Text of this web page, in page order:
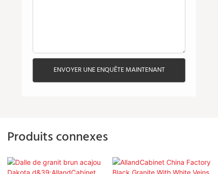
ENVOYER UNE ENQUÊTE MAINTENANT
Produits connexes